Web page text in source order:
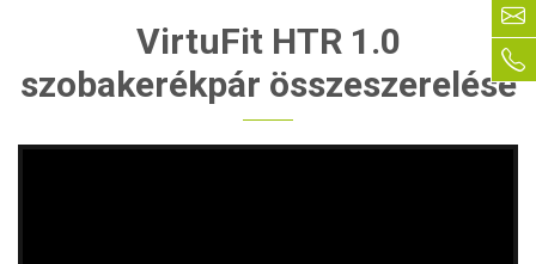
VirtuFit HTR 1.0
szobakerékpár összeszerelése